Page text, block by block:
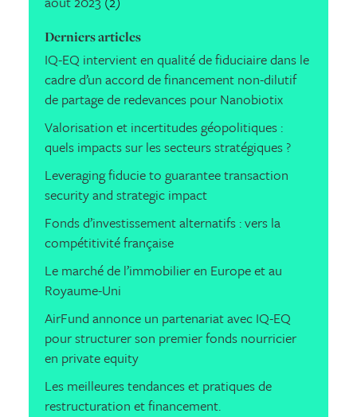
Derniers articles
IQ-EQ intervient en qualité de fiduciaire dans le
cadre d’un accord de financement non-dilutif
de partage de redevances pour Nanobiotix
Valorisation et incertitudes géopolitiques :
quels impacts sur les secteurs stratégiques ?
Leveraging fiducie to guarantee transaction
security and strategic impact
Fonds d’investissement alternatifs : vers la
compétitivité française
Le marché de l’immobilier en Europe et au
Royaume-Uni
AirFund annonce un partenariat avec IQ-EQ
pour structurer son premier fonds nourricier
en private equity
Les meilleures tendances et pratiques de
restructuration et financement.